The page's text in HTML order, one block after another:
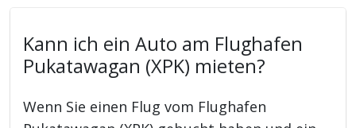
Kann ich ein Auto am Flughafen
Pukatawagan (XPK) mieten?
Wenn Sie einen Flug vom Flughafen